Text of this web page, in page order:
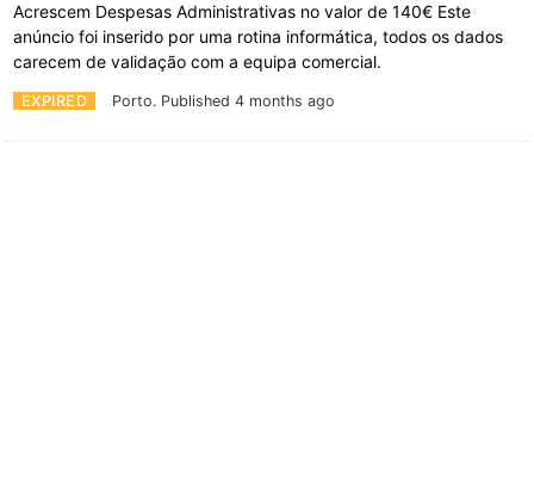
EXPIRED Porto. Published 4 months ago
Acrescem Despesas Administrativas no valor de 140€ Este
anúncio foi inserido por uma rotina informática, todos os dados
carecem de validação com a equipa comercial.